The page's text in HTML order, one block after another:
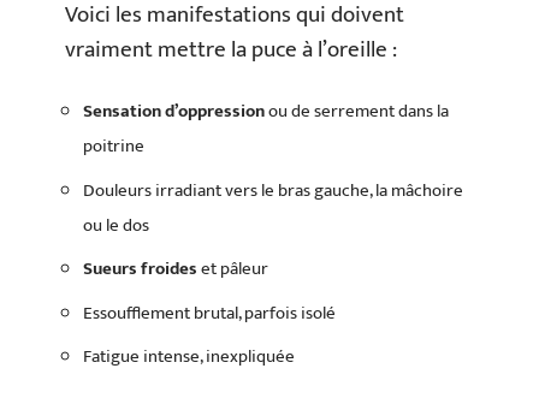
Voici les manifestations qui doivent
vraiment mettre la puce à l’oreille :
Sensation d’oppressionou de serrement dans la
poitrine
Douleurs irradiant vers le bras gauche, la mâchoire
ou le dos
Sueurs froideset pâleur
Essoufflement brutal, parfois isolé
Fatigue intense, inexpliquée